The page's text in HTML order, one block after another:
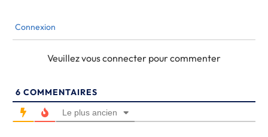
Connexion
Veuillez vous connecter pour commenter
6 COMMENTAIRES
Le plus ancien